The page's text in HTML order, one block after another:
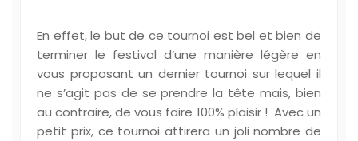
En effet, le but de ce tournoi est bel et bien de
terminer le festival d’une manière légère en
vous proposant un dernier tournoi sur lequel il
ne s’agit pas de se prendre la tête mais, bien
au contraire, de vous faire 100% plaisir ! Avec un
petit prix, ce tournoi attirera un joli nombre de